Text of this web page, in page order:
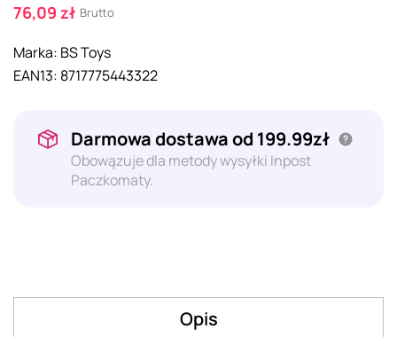
76,09 zł Brutto
Marka: BS Toys
EAN13: 8717775443322
Darmowa dostawa od 199.99zł
Obowązuje dla metody wysyłki Inpost
Paczkomaty.
Opis